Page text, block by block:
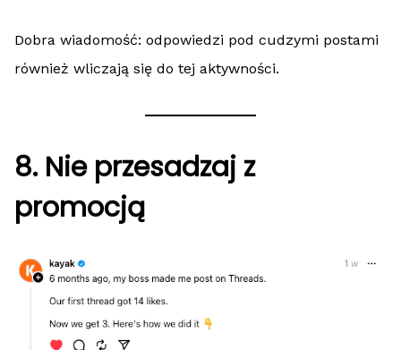
Dobra wiadomość: odpowiedzi pod cudzymi postami
również wliczają się do tej aktywności.
8. Nie przesadzaj z
promocją